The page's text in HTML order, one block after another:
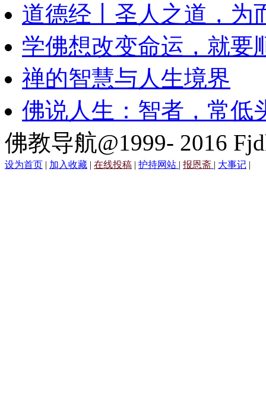
道德经丨圣人之道，为
学佛想改变命运，就要
禅的智慧与人生境界
佛说人生：智者，常低
佛教导航@1999- 2016
设为首页 | 加入收藏 | 在线投稿 | 护持网站 | 报恩斋 | 大事记 |